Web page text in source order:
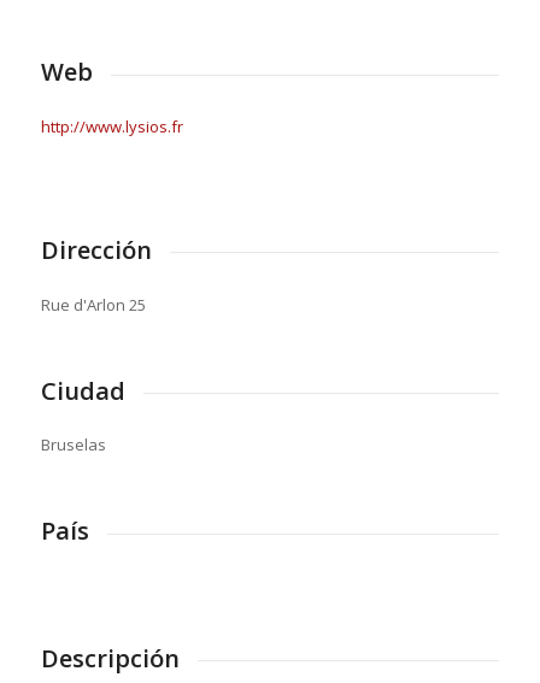
Web
http://www.lysios.fr
Dirección
Rue d'Arlon 25
Ciudad
Bruselas
País
Descripción